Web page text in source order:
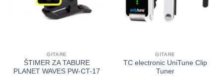
GITARE
ŠTIMER ZA TABURE
PLANET WAVES PW-CT-17
GITARE
TC electronic UniTune Clip
Tuner